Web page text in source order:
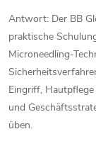
Antwort: Der BB
praktische
Microneedling-
Eingriff,
und
üben.